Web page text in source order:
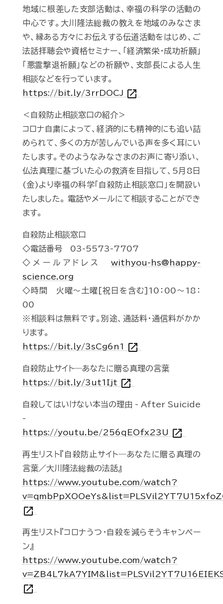
地域に根差した支部活動は、幸福の科学の活動の
中心です。大川隆法総裁の教えを地域のみなさま
や、縁ある方々にお伝えする伝道活動をはじめ、ご
法話拝聴会や資格セミナー、「経済繁栄・成功祈願」
「悪霊撃退祈願」などの祈願や、支部長による人生
相談などを行っています。
https://bit.ly/3rrDOCJ open_in_new
＜自殺防止相談窓口の紹介＞
コロナ自粛によって、経済的にも精神的にも追い詰
められて、多くの方が苦しんでいる声を多く耳にい
たします。そのようなみなさまのお声に寄り添い、
仏法真理に基づいた心の救済を目指して、5月8日
(金)より幸福の科学「自殺防止相談窓口」を開設い
たしました。 電話やメールにて相談することができ
ます。
自殺防止相談窓口
◇電話番号 03-5573-7707
◇メールアドレス withyou-hs@happy-
science.org
◇時間 火曜～土曜[祝日を含む]10：00～18：
00
※相談料は無料です。別途、通話料・通信料がかか
ります。
https://bit.ly/3sCg6n1 open_in_new
自殺防止サイト―あなたに贈る真理の言葉
https://bit.ly/3ut1Ijt open_in_new
自殺してはいけない本当の理由 - After Suicide
-
https://youtu.be/256qEOfx23U open_in_new
再生リスト『自殺防止サイト―あなたに贈る真理の
言葉／大川隆法総裁の法話』
https://www.youtube.com/watch?
open_in_new
再生リスト『コロナうつ・自殺を減らそうキャンペー
ン』
https://www.youtube.com/watch?
open_in_new